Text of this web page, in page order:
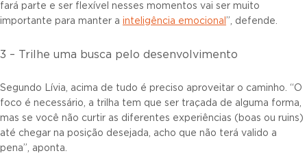
fará parte e ser flexível nesses momentos vai ser muito
importante para manter a inteligência emocional ”, defende.
3 – Trilhe uma busca pelo desenvolvimento
Segundo Lívia, acima de tudo é preciso aproveitar o caminho. “O
foco é necessário, a trilha tem que ser traçada de alguma forma,
mas se você não curtir as diferentes experiências (boas ou ruins)
até chegar na posição desejada, acho que não terá valido a
pena”, aponta.